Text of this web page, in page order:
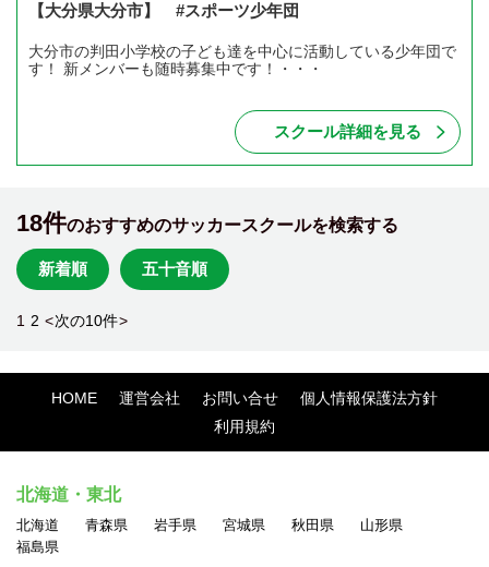
【大分県大分市】 #スポーツ少年団
大分市の判田小学校の子ども達を中心に活動している少年団で
す！ 新メンバーも随時募集中です！・・・
スクール詳細を見る
18件のおすすめのサッカースクールを検索する
新着順 五十音順
1 2 <次の10件>
HOME 運営会社 お問い合せ
個人情報保護法方針
利用規約
北海道・東北
北海道 青森県 岩手県 宮城県 秋田県
山形県
福島県